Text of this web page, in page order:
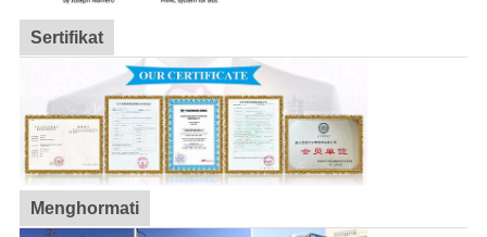
Sertifikat
Menghormati